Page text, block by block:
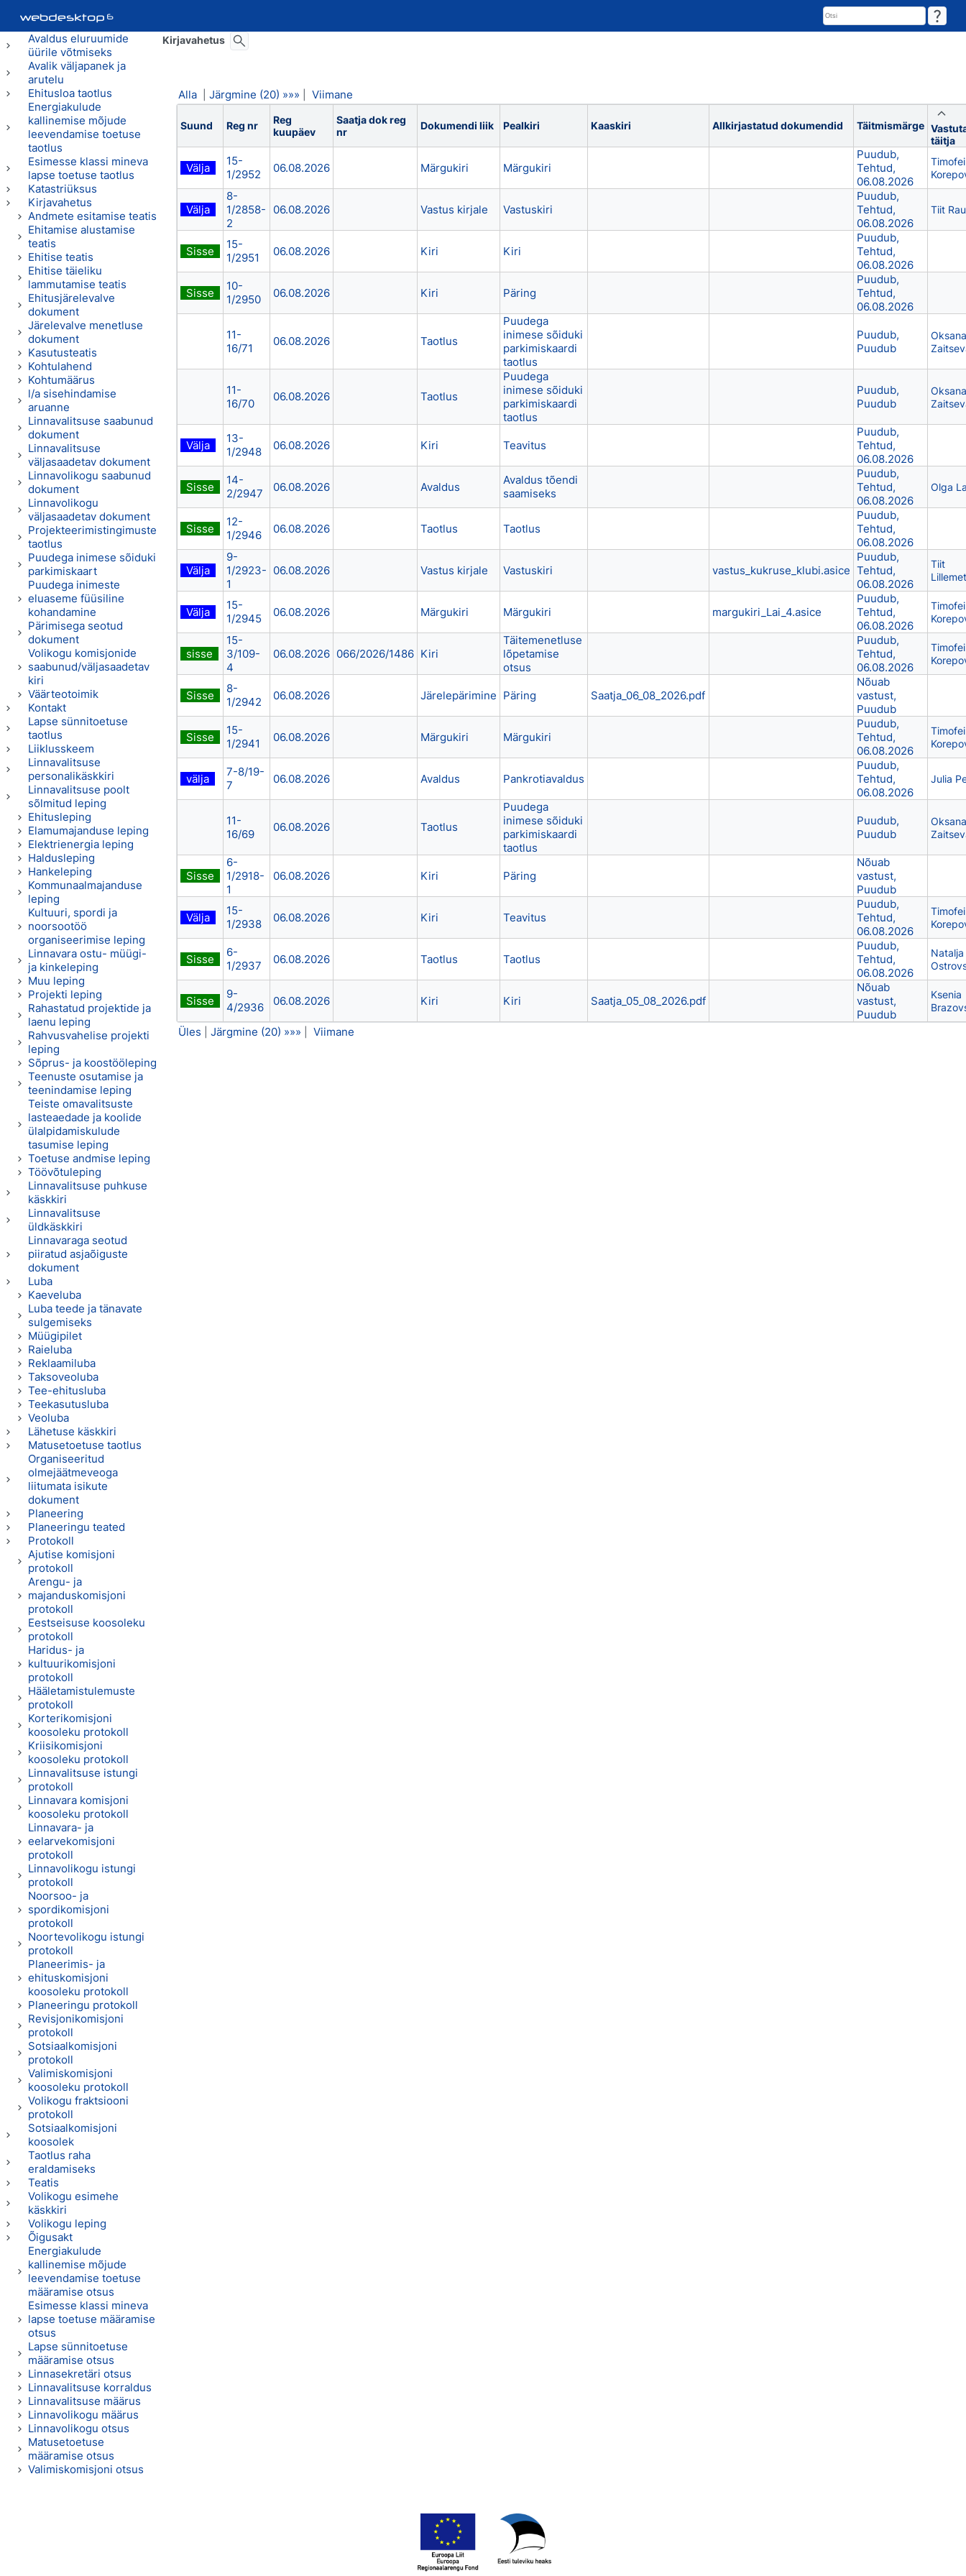
Avaldus eluruumide
üürile võtmiseks
Avalik väljapanek ja
arutelu
Ehitusloa taotlus
Energiakulude
kallinemise mõjude
leevendamise toetuse
taotlus
Esimesse klassi mineva
lapse toetuse taotlus
Katastriüksus
Kirjavahetus
Andmete esitamise teatis
Ehitamise alustamise
teatis
Ehitise teatis
Ehitise täieliku
lammutamise teatis
Ehitusjärelevalve
dokument
Järelevalve menetluse
dokument
Kasutusteatis
Kohtulahend
Kohtumäärus
l/a sisehindamise
aruanne
Linnavalitsuse saabunud
dokument
Linnavalitsuse
väljasaadetav dokument
Linnavolikogu saabunud
dokument
Linnavolikogu
väljasaadetav dokument
Projekteerimistingimuste
taotlus
Puudega inimese sõiduki
parkimiskaart
Puudega inimeste
eluaseme füüsiline
kohandamine
Pärimisega seotud
dokument
Volikogu komisjonide
saabunud/väljasaadetav
kiri
Väärteotoimik
Kontakt
Lapse sünnitoetuse
taotlus
Liiklusskeem
Linnavalitsuse
personalikäskkiri
Linnavalitsuse poolt
sõlmitud leping
Ehitusleping
Elamumajanduse leping
Elektrienergia leping
Haldusleping
Hankeleping
Kommunaalmajanduse
leping
Kultuuri, spordi ja
noorsootöö
organiseerimise leping
Linnavara ostu- müügi-
ja kinkeleping
Muu leping
Projekti leping
Rahastatud projektide ja
laenu leping
Rahvusvahelise projekti
leping
Sõprus- ja koostööleping
Teenuste osutamise ja
teenindamise leping
Teiste omavalitsuste
lasteaedade ja koolide
ülalpidamiskulude
tasumise leping
Toetuse andmise leping
Töövõtuleping
Linnavalitsuse puhkuse
käskkiri
Linnavalitsuse
üldkäskkiri
Linnavaraga seotud
piiratud asjaõiguste
dokument
Luba
Kaeveluba
Luba teede ja tänavate
sulgemiseks
Müügipilet
Raieluba
Reklaamiluba
Taksoveoluba
Tee-ehitusluba
Teekasutusluba
Veoluba
Lähetuse käskkiri
Matusetoetuse taotlus
Organiseeritud
olmejäätmeveoga
liitumata isikute
dokument
Planeering
Planeeringu teated
Protokoll
Ajutise komisjoni
protokoll
Arengu- ja
majanduskomisjoni
protokoll
Eestseisuse koosoleku
protokoll
Haridus- ja
kultuurikomisjoni
protokoll
Hääletamistulemuste
protokoll
Korterikomisjoni
koosoleku protokoll
Kriisikomisjoni
koosoleku protokoll
Linnavalitsuse istungi
protokoll
Linnavara komisjoni
koosoleku protokoll
Linnavara- ja
eelarvekomisjoni
protokoll
Linnavolikogu istungi
protokoll
Noorsoo- ja
spordikomisjoni
protokoll
Noortevolikogu istungi
protokoll
Planeerimis- ja
ehituskomisjoni
koosoleku protokoll
Planeeringu protokoll
Revisjonikomisjoni
protokoll
Sotsiaalkomisjoni
protokoll
Valimiskomisjoni
koosoleku protokoll
Volikogu fraktsiooni
protokoll
Sotsiaalkomisjoni
koosolek
Taotlus raha
eraldamiseks
Teatis
Volikogu esimehe
käskkiri
Volikogu leping
Õigusakt
Energiakulude
kallinemise mõjude
leevendamise toetuse
määramise otsus
Esimesse klassi mineva
lapse toetuse määramise
otsus
Lapse sünnitoetuse
määramise otsus
Linnasekretäri otsus
Linnavalitsuse korraldus
Linnavalitsuse määrus
Linnavolikogu määrus
Linnavolikogu otsus
Matusetoetuse
määramise otsus
Valimiskomisjoni otsus
Kirjavahetus
Alla Järgmine (20) »»» Viimane
Suund Reg nr
Reg
kuupäev
Saatja dok reg
nr
Dokumendi liik Pealkiri Kaaskiri Allkirjastatud dokumendid Täitmismärge
täitja
Välja
15-
1/2952
06.08.2026 Märgukiri Märgukiri
Puudub,
Tehtud,
06.08.2026
Timofei
Välja
8-
1/2858-
2
06.08.2026 Vastus kirjale Vastuskiri
Puudub,
Tehtud,
06.08.2026
Tiit
Sisse
15-
1/2951
06.08.2026 Kiri Kiri
Puudub,
Tehtud,
06.08.2026
Sisse
10-
1/2950
06.08.2026 Kiri Päring
Puudub,
Tehtud,
06.08.2026
11-
16/71
06.08.2026 Taotlus
Puudega
inimese sõiduki
parkimiskaardi
taotlus
Puudub,
Puudub
Oksana
11-
16/70
06.08.2026 Taotlus
Puudega
inimese sõiduki
parkimiskaardi
taotlus
Puudub,
Puudub
Oksana
Välja
13-
1/2948
06.08.2026 Kiri Teavitus
Puudub,
Tehtud,
06.08.2026
Sisse
14-
2/2947
06.08.2026 Avaldus
Avaldus tõendi
saamiseks
Puudub,
Tehtud,
06.08.2026
Olga
Sisse
12-
1/2946
06.08.2026 Taotlus Taotlus
Puudub,
Tehtud,
06.08.2026
Välja
9-
1/2923-
1
06.08.2026 Vastus kirjale Vastuskiri vastus_kukruse_klubi.asice
Puudub,
Tehtud,
06.08.2026
Tiit
Välja
15-
1/2945
06.08.2026 Märgukiri Märgukiri margukiri_Lai_4.asice
Puudub,
Tehtud,
06.08.2026
Timofei
sisse
15-
3/109-
4
06.08.2026 066/2026/1486 Kiri
Täitemenetluse
lõpetamise
otsus
Puudub,
Tehtud,
06.08.2026
Timofei
Sisse
8-
1/2942
06.08.2026 Järelepärimine Päring Saatja_06_08_2026.pdf
Nõuab
vastust,
Puudub
Sisse
15-
1/2941
06.08.2026 Märgukiri Märgukiri
Puudub,
Tehtud,
06.08.2026
Timofei
välja
7-8/19-
7
06.08.2026 Avaldus Pankrotiavaldus
Puudub,
Tehtud,
06.08.2026
Julia
11-
16/69
06.08.2026 Taotlus
Puudega
inimese sõiduki
parkimiskaardi
taotlus
Puudub,
Puudub
Oksana
Sisse
6-
1/2918-
1
06.08.2026 Kiri Päring
Nõuab
vastust,
Puudub
Välja
15-
1/2938
06.08.2026 Kiri Teavitus
Puudub,
Tehtud,
06.08.2026
Timofei
Sisse
6-
1/2937
06.08.2026 Taotlus Taotlus
Puudub,
Tehtud,
06.08.2026
Natalja
Sisse
9-
4/2936
06.08.2026 Kiri Kiri Saatja_05_08_2026.pdf
Nõuab
vastust,
Puudub
Ksenia
Üles Järgmine (20) »»» Viimane